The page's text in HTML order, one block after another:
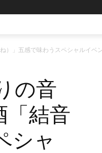
）」五感で味わうスペシャルイベ
の音
結音
シャ